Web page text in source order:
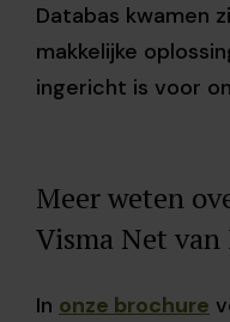
Databas kwamen
makkelijke
ingericht is voor
Meer weten
Visma Net van
In onze brochure